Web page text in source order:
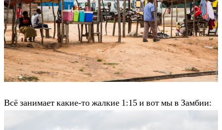
Всё занимает какие-то жалкие 1:15 и вот мы в Замбии: